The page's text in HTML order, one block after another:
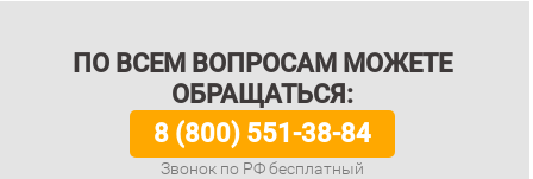
ПО ВСЕМ ВОПРОСАМ МОЖЕТЕ
ОБРАЩАТЬСЯ:
8 (800) 551-38-84
Звонок по РФ бесплатный